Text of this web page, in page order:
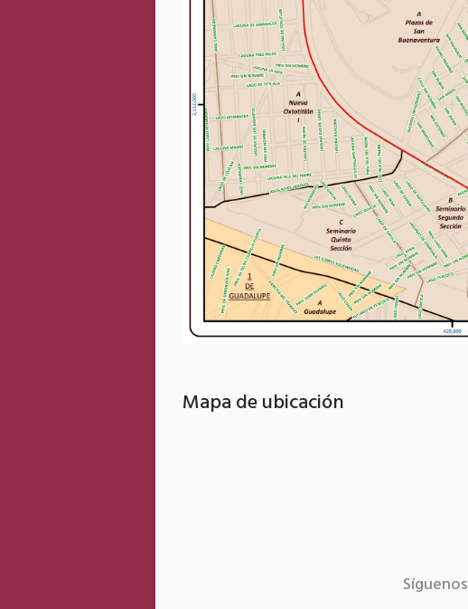
Mapa de ubicación
Síguenos